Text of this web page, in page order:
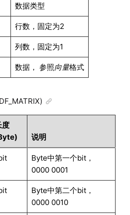
数据类型
行数，固定为2
列数，固定为1
数据， 参照向量格式
度
说明
Byte中第一个bit，
0000 0001
Byte中第二个bit，
0000 0010